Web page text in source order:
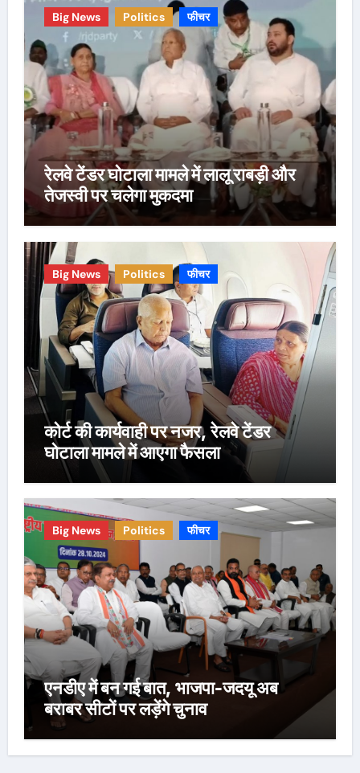
Big News Politics फीचर
रेलवे टेंडर घोटाला मामले में लालू राबड़ी और
तेजस्वी पर चलेगा मुकदमा
Big News Politics फीचर
कोर्ट की कार्यवाही पर नजर, रेलवे टेंडर
घोटाला मामले में आएगा फैसला
Big News Politics फीचर
एनडीए में बन गई बात, भाजपा-जदयू अब
बराबर सीटों पर लड़ेंगे चुनाव